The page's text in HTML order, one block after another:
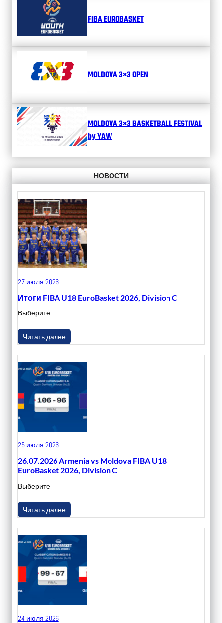
FIBA EUROBASKET
MOLDOVA 3×3 OPEN
MOLDOVA 3×3 BASKETBALL FESTIVAL
by YAW
НОВОСТИ
27 июля 2026
Итоги FIBA U18 EuroBasket 2026, Division C
Выберите
Читать далее
25 июля 2026
26.07.2026 Armenia vs Moldova FIBA U18
EuroBasket 2026, Division C
Выберите
Читать далее
24 июля 2026